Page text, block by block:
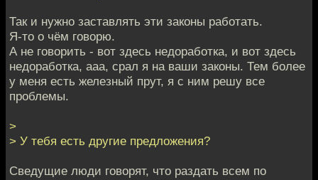
Так и нужно заставлять эти законы работать.
Я-то о чём говорю.
А не говорить - вот здесь недоработка, и вот здесь
недоработка, ааа, срал я на ваши законы. Тем более
у меня есть железный прут, я с ним решу все
проблемы.
>
> У тебя есть другие предложения?
Сведущие люди говорят, что раздать всем по